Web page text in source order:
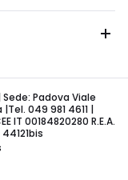
Sede: Padova Viale
049 981 4611 |
IT 00184820280 R.E.A.